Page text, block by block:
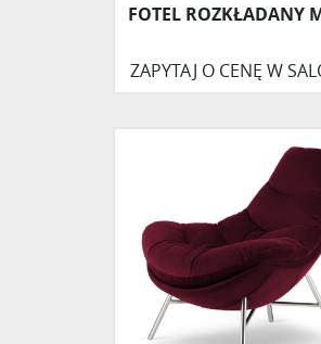
FOTEL ROZKŁADANY
ZAPYTAJ O CENĘ W